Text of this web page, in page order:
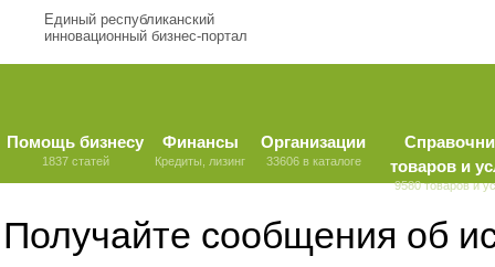
Единый республиканский
инновационный бизнес-портал
Помощь бизнесу
1837 статей
Финансы
Кредиты, лизинг
Организации
33606 в каталоге
товаров и
9580 товаров и
Получайте сообщения об